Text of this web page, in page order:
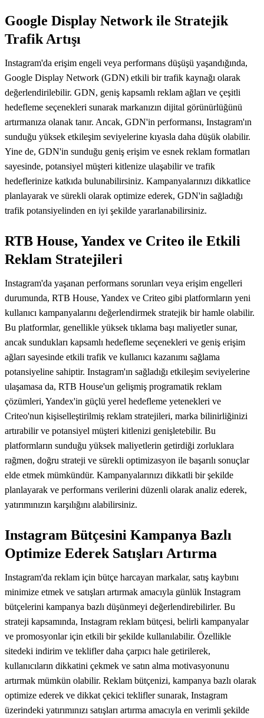
Google Display Network ile Stratejik
Trafik Artışı
Instagram'da erişim engeli veya performans düşüşü yaşandığında,
Google Display Network (GDN) etkili bir trafik kaynağı olarak
değerlendirilebilir. GDN, geniş kapsamlı reklam ağları ve çeşitli
hedefleme seçenekleri sunarak markanızın dijital görünürlüğünü
artırmanıza olanak tanır. Ancak, GDN'in performansı, Instagram'ın
sunduğu yüksek etkileşim seviyelerine kıyasla daha düşük olabilir.
Yine de, GDN'in sunduğu geniş erişim ve esnek reklam formatları
sayesinde, potansiyel müşteri kitlenize ulaşabilir ve trafik
hedeflerinize katkıda bulunabilirsiniz. Kampanyalarınızı dikkatlice
planlayarak ve sürekli olarak optimize ederek, GDN'in sağladığı
trafik potansiyelinden en iyi şekilde yararlanabilirsiniz.
RTB House, Yandex ve Criteo ile Etkili
Reklam Stratejileri
Instagram'da yaşanan performans sorunları veya erişim engelleri
durumunda, RTB House, Yandex ve Criteo gibi platformların yeni
kullanıcı kampanyalarını değerlendirmek stratejik bir hamle olabilir.
Bu platformlar, genellikle yüksek tıklama başı maliyetler sunar,
ancak sundukları kapsamlı hedefleme seçenekleri ve geniş erişim
ağları sayesinde etkili trafik ve kullanıcı kazanımı sağlama
potansiyeline sahiptir. Instagram'ın sağladığı etkileşim seviyelerine
ulaşamasa da, RTB House'un gelişmiş programatik reklam
çözümleri, Yandex'in güçlü yerel hedefleme yetenekleri ve
Criteo'nun kişiselleştirilmiş reklam stratejileri, marka bilinirliğinizi
artırabilir ve potansiyel müşteri kitlenizi genişletebilir. Bu
platformların sunduğu yüksek maliyetlerin getirdiği zorluklara
rağmen, doğru strateji ve sürekli optimizasyon ile başarılı sonuçlar
elde etmek mümkündür. Kampanyalarınızı dikkatli bir şekilde
planlayarak ve performans verilerini düzenli olarak analiz ederek,
yatırımınızın karşılığını alabilirsiniz.
Instagram Bütçesini Kampanya Bazlı
Optimize Ederek Satışları Artırma
Instagram'da reklam için bütçe harcayan markalar, satış kaybını
minimize etmek ve satışları artırmak amacıyla günlük Instagram
bütçelerini kampanya bazlı düşünmeyi değerlendirebilirler. Bu
strateji kapsamında, Instagram reklam bütçesi, belirli kampanyalar
ve promosyonlar için etkili bir şekilde kullanılabilir. Özellikle
sitedeki indirim ve teklifler daha çarpıcı hale getirilerek,
kullanıcıların dikkatini çekmek ve satın alma motivasyonunu
artırmak mümkün olabilir. Reklam bütçenizi, kampanya bazlı olarak
optimize ederek ve dikkat çekici teklifler sunarak, Instagram
üzerindeki yatırımınızı satışları artırma amacıyla en verimli şekilde